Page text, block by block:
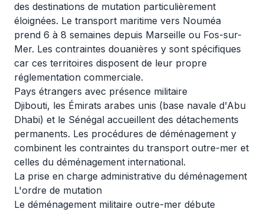
des destinations de mutation particulièrement
éloignées. Le transport maritime vers Nouméa
prend 6 à 8 semaines depuis Marseille ou Fos-sur-
Mer. Les contraintes douanières y sont spécifiques
car ces territoires disposent de leur propre
réglementation commerciale.
Pays étrangers avec présence militaire
Djibouti, les Émirats arabes unis (base navale d'Abu
Dhabi) et le Sénégal accueillent des détachements
permanents. Les procédures de déménagement y
combinent les contraintes du transport outre-mer et
celles du déménagement international.
La prise en charge administrative du déménagement
L'ordre de mutation
Le déménagement militaire outre-mer débute